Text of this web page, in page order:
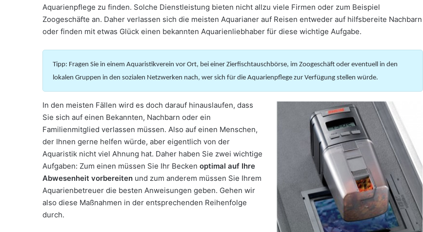
Aquarienpflege zu finden. Solche Dienstleistung bieten nicht allzu viele Firmen oder zum Beispiel
Zoogeschäfte an. Daher verlassen sich die meisten Aquarianer auf Reisen entweder auf hilfsbereite Nachbarn
oder finden mit etwas Glück einen bekannten Aquarienliebhaber für diese wichtige Aufgabe.
Tipp: Fragen Sie in einem Aquaristikverein vor Ort, bei einer Zierfischtauschbörse, im Zoogeschäft oder eventuell in den
lokalen Gruppen in den sozialen Netzwerken nach, wer sich für die Aquarienpflege zur Verfügung stellen würde.
In den meisten Fällen wird es doch darauf hinauslaufen, dass
Sie sich auf einen Bekannten, Nachbarn oder ein
Familienmitglied verlassen müssen. Also auf einen Menschen,
der Ihnen gerne helfen würde, aber eigentlich von der
Aquaristik nicht viel Ahnung hat. Daher haben Sie zwei wichtige
Aufgaben: Zum einen müssen Sie Ihr Becken optimal auf Ihre
Abwesenheit vorbereiten und zum anderem müssen Sie Ihrem
Aquarienbetreuer die besten Anweisungen geben. Gehen wir
also diese Maßnahmen in der entsprechenden Reihenfolge
durch.